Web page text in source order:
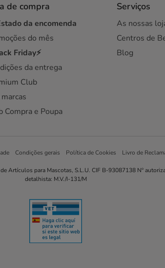
de compra
da encomenda
do mês
Friday⚡
da entrega
Club
Compra e Poupa
Serviços
As nossas
Centros de
Blog
Condições gerais Política de Cookies Livro de
Artículos para Mascotas, S.L.U. CIF B-93087138 Nº
detalhista: M.V./I-131/M